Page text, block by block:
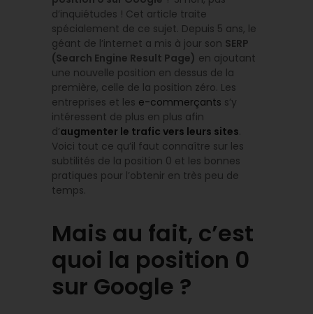
d’inquiétudes ! Cet article traite
spécialement de ce sujet. Depuis 5 ans, le
géant de l’internet a mis à jour son SERP
(Search Engine Result Page) en ajoutant
une nouvelle position en dessus de la
première, celle de la position zéro. Les
entreprises et les e-commerçants s’y
intéressent de plus en plus afin
d’augmenter le trafic vers leurs sites.
Voici tout ce qu’il faut connaître sur les
subtilités de la position 0 et les bonnes
pratiques pour l’obtenir en très peu de
temps.
Mais au fait, c’est
quoi la position 0
sur Google ?